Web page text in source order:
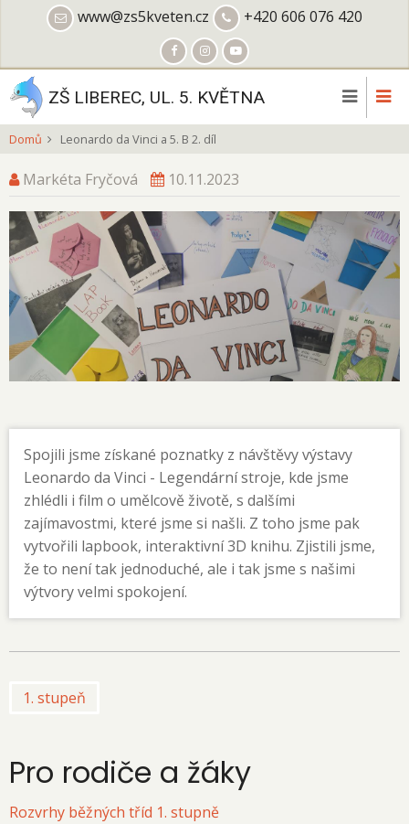
obsahu
www@zs5kveten.cz +420 606 076 420
ZŠ LIBEREC, UL. 5. KVĚTNA
Domů Leonardo da Vinci a 5. B 2. díl
Markéta Fryčová 10.11.2023
Spojili jsme získané poznatky z návštěvy výstavy
Leonardo da Vinci - Legendární stroje, kde jsme
zhlédli i film o umělcově životě, s dalšími
zajímavostmi, které jsme si našli. Z toho jsme pak
vytvořili lapbook, interaktivní 3D knihu. Zjistili jsme,
že to není tak jednoduché, ale i tak jsme s našimi
výtvory velmi spokojení.
1. stupeň
Pro rodiče a žáky
Rozvrhy běžných tříd 1. stupně